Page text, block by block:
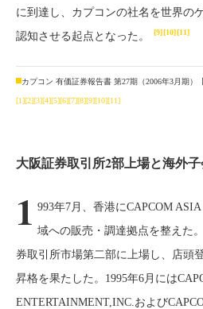
に到達し、カプコンの社名を世界の
認知させる起点となった。
[9][10][11]
カプコン 有価証券報告書 第27期（2006年3月期）
[1][2][3][4][5][6][7][8][9][10][11]
大阪証券取引所2部上場と海外
1 993年7月、香港にCAPCOM
域への販売・調達拠点を整えた
券取引所市場第二部に上場し、店頭
昇格を果たした。1995年6月には
ENTERTAINMENT,INC.および